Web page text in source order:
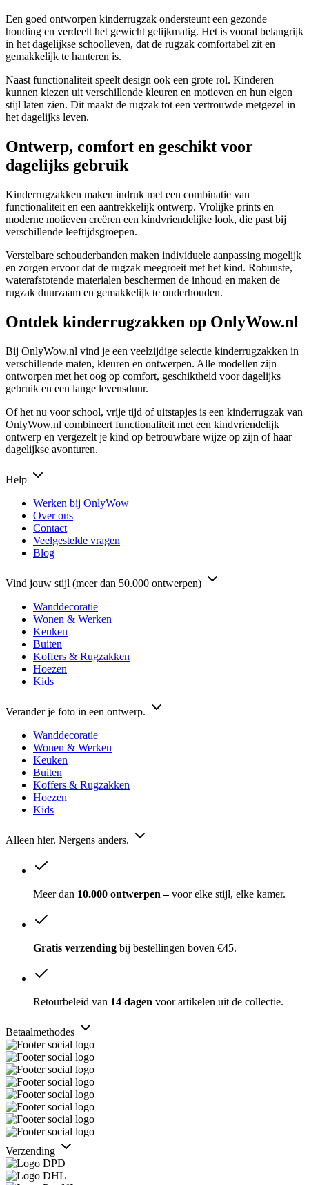
Een goed ontworpen kinderrugzak ondersteunt een gezonde
houding en verdeelt het gewicht gelijkmatig. Het is vooral belangrijk
in het dagelijkse schoolleven, dat de rugzak comfortabel zit en
gemakkelijk te hanteren is.
Naast functionaliteit speelt design ook een grote rol. Kinderen
kunnen kiezen uit verschillende kleuren en motieven en hun eigen
stijl laten zien. Dit maakt de rugzak tot een vertrouwde metgezel in
het dagelijks leven.
Ontwerp, comfort en geschikt voor
dagelijks gebruik
Kinderrugzakken maken indruk met een combinatie van
functionaliteit en een aantrekkelijk ontwerp. Vrolijke prints en
moderne motieven creëren een kindvriendelijke look, die past bij
verschillende leeftijdsgroepen.
Verstelbare schouderbanden maken individuele aanpassing mogelijk
en zorgen ervoor dat de rugzak meegroeit met het kind. Robuuste,
waterafstotende materialen beschermen de inhoud en maken de
rugzak duurzaam en gemakkelijk te onderhouden.
Ontdek kinderrugzakken op OnlyWow.nl
Bij OnlyWow.nl vind je een veelzijdige selectie kinderrugzakken in
verschillende maten, kleuren en ontwerpen. Alle modellen zijn
ontworpen met het oog op comfort, geschiktheid voor dagelijks
gebruik en een lange levensduur.
Of het nu voor school, vrije tijd of uitstapjes is een kinderrugzak van
OnlyWow.nl combineert functionaliteit met een kindvriendelijk
ontwerp en vergezelt je kind op betrouwbare wijze op zijn of haar
dagelijkse avonturen.
Help
Werken bij OnlyWow
Over ons
Contact
Veelgestelde vragen
Blog
Vind jouw stijl (meer dan 50.000 ontwerpen)
Wanddecoratie
Wonen & Werken
Keuken
Buiten
Koffers & Rugzakken
Hoezen
Kids
Verander je foto in een ontwerp.
Wanddecoratie
Wonen & Werken
Keuken
Buiten
Koffers & Rugzakken
Hoezen
Kids
Alleen hier. Nergens anders.
Meer dan 10.000 ontwerpen –voor elke stijl, elke kamer.
Gratis verzending bij bestellingen boven €45.
Retourbeleid van 14 dagen voor artikelen uit de collectie.
Betaalmethodes
Verzending